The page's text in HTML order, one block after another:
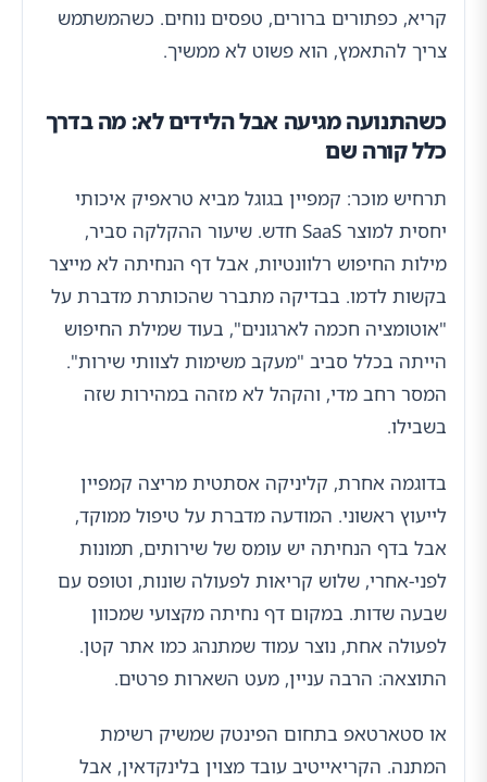
קריא, כפתורים ברורים, טפסים נוחים. כשהמשתמש
צריך להתאמץ, הוא פשוט לא ממשיך.
כשהתנועה מגיעה אבל הלידים לא: מה בדרך
כלל קורה שם
תרחיש מוכר: קמפיין בגוגל מביא טראפיק איכותי
יחסית למוצר SaaS חדש. שיעור ההקלקה סביר,
מילות החיפוש רלוונטיות, אבל דף הנחיתה לא מייצר
בקשות לדמו. בבדיקה מתברר שהכותרת מדברת על
"אוטומציה חכמה לארגונים", בעוד שמילת החיפוש
הייתה בכלל סביב "מעקב משימות לצוותי שירות".
המסר רחב מדי, והקהל לא מזהה במהירות שזה
בשבילו.
בדוגמה אחרת, קליניקה אסתטית מריצה קמפיין
לייעוץ ראשוני. המודעה מדברת על טיפול ממוקד,
אבל בדף הנחיתה יש עומס של שירותים, תמונות
לפני-אחרי, שלוש קריאות לפעולה שונות, וטופס עם
שבעה שדות. במקום דף נחיתה מקצועי שמכוון
לפעולה אחת, נוצר עמוד שמתנהג כמו אתר קטן.
התוצאה: הרבה עניין, מעט השארות פרטים.
או סטארטאפ בתחום הפינטק שמשיק רשימת
המתנה. הקריאייטיב עובד מצוין בלינקדאין, אבל